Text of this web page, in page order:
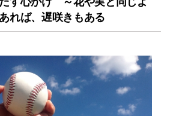
れば、遅咲きもある